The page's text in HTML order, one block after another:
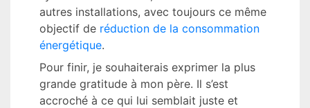
autres installations, avec toujours ce même
objectif de réduction de la consommation
énergétique.
Pour finir, je souhaiterais exprimer la plus
grande gratitude à mon père. Il s’est
accroché à ce qui lui semblait juste et